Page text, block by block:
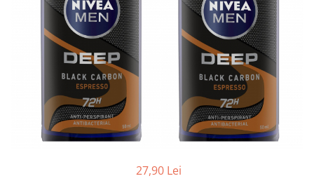
Balsam de par
Ceara de par si gel
Accesorii par
Cosmetice profesionale
Sampon de par
Tratamente si masca de par
Vopsea de par si oxidant
Accesorii tuns si vopsit
27,90 Lei